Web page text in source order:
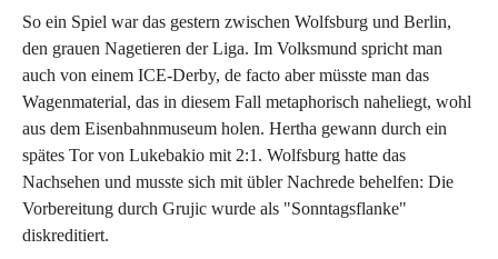
So ein Spiel war das gestern zwischen Wolfsburg und Berlin,
den grauen Nagetieren der Liga. Im Volksmund spricht man
auch von einem ICE-Derby, de facto aber müsste man das
Wagenmaterial, das in diesem Fall metaphorisch naheliegt, wohl
aus dem Eisenbahnmuseum holen. Hertha gewann durch ein
spätes Tor von Lukebakio mit 2:1. Wolfsburg hatte das
Nachsehen und musste sich mit übler Nachrede behelfen: Die
Vorbereitung durch Grujic wurde als "Sonntagsflanke"
diskreditiert.